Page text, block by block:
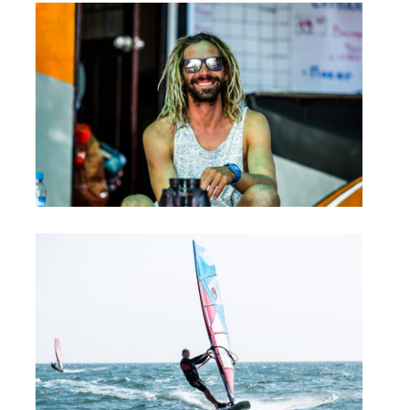
Новости
Медиа
Фото
Видео
Места катания
Наши станции
Ветратория Россия
Ветратория.Вьетнам
Цены
Обучение Виндсерфингу
Прокат виндсерфинга и винг фойла